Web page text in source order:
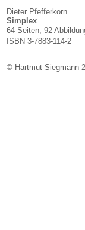
Dieter Pfefferkorn
Simplex
64 Seiten, 92
ISBN 3-7883-114-2
© Hartmut Siegmann